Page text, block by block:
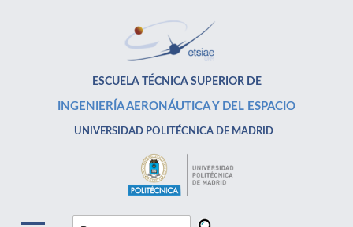
ESCUELA TÉCNICA SUPERIOR DE
INGENIERÍA AERONÁUTICA Y DEL ESPACIO
UNIVERSIDAD POLITÉCNICA DE MADRID